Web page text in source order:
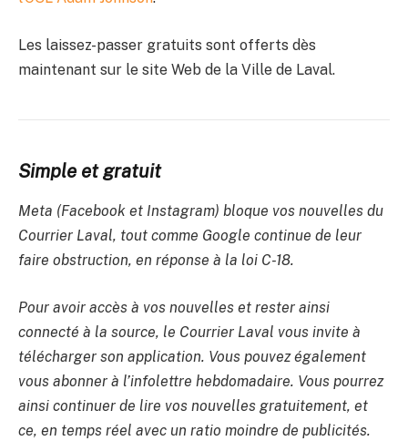
Les laissez-passer gratuits sont offerts dès
maintenant sur le site Web de la Ville de Laval.
Simple et gratuit
Meta (Facebook et Instagram) bloque vos nouvelles du
Courrier Laval, tout comme Google continue de leur
faire obstruction, en réponse à la loi C-18.
Pour avoir accès à vos nouvelles et rester ainsi
connecté à la source, le Courrier Laval vous invite à
télécharger son application. Vous pouvez également
vous abonner à l’infolettre hebdomadaire. Vous pourrez
ainsi continuer de lire vos nouvelles gratuitement, et
ce, en temps réel avec un ratio moindre de publicités.